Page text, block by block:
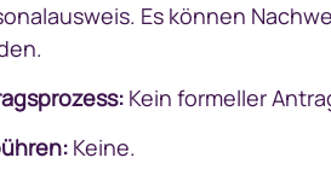
Es können
Kein formeller
Keine.